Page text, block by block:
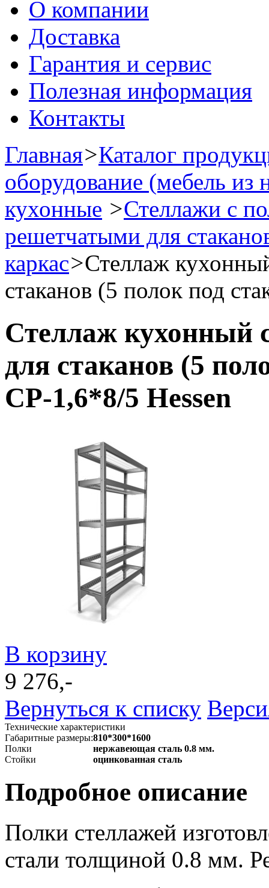
О компании
Доставка
Гарантия и сервис
Полезная информация
Контакты
Главная>Каталог
оборудование (мебель из
кухонные >Стеллажи с
решетчатыми для
каркас>Стеллаж
стаканов (5 полок под
Стеллаж кухонный
для стаканов (5
СР-1,6*8/5 Hessen
В корзину
9 276,-
Вернуться к списку
Технические характеристики
Габаритные размеры:810*300*1600
Полки
нержавеющая сталь 0.8 мм.
Стойки
оцинкованная сталь
Подробное описание
Полки стеллажей
стали толщиной 0.8 мм.